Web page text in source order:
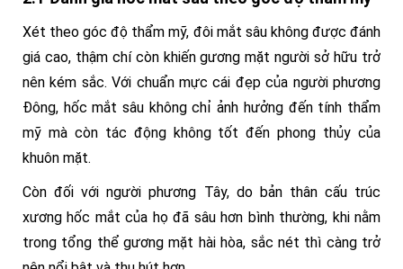
Xét theo góc độ thẩm mỹ, đôi mắt sâu không được đánh
giá cao, thậm chí còn khiến gương mặt người sở hữu trở
nên kém sắc. Với chuẩn mực cái đẹp của người phương
Đông, hốc mắt sâu không chỉ ảnh hưởng đến tính thẩm
mỹ mà còn tác động không tốt đến phong thủy của
khuôn mặt.
Còn đối với người phương Tây, do bản thân cấu trúc
xương hốc mắt của họ đã sâu hơn bình thường, khi nằm
trong tổng thể gương mặt hài hòa, sắc nét thì càng trở